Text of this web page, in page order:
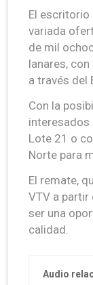
El escritorio
variada
de mil
lanares,
a través del
Con la
interesados
Lote 21 o
Norte para
El remate,
VTV a partir
ser una
calidad.
Audio